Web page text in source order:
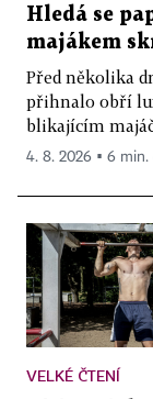
Hledá se
majákem
Před několika
přihnalo obří
blikajícím
4. 8. 2026 ▪ 6 min.
VELKÉ ČTENÍ